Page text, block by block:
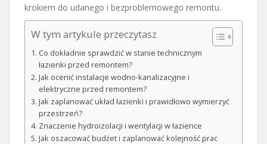
krokiem do udanego i bezproblemowego remontu.
W tym artykule przeczytasz
Co dokładnie sprawdzić w stanie technicznym
łazienki przed remontem?
Jak ocenić instalacje wodno-kanalizacyjne i
elektryczne przed remontem?
Jak zaplanować układ łazienki i prawidłowo wymierzyć
przestrzeń?
Znaczenie hydroizolacji i wentylacji w łazience
Jak oszacować budżet i zaplanować kolejność prac